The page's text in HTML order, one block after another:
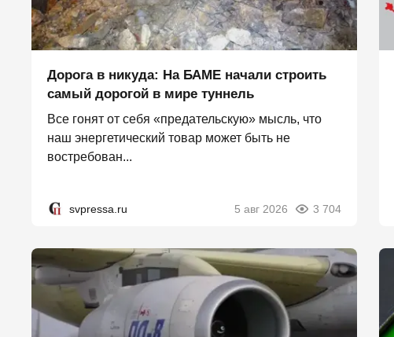
Дорога в никуда: На БАМЕ начали строить
самый дорогой в мире туннель
Все гонят от себя «предательскую» мысль, что
наш энергетический товар может быть не
востребован...
svpressa.ru 5 авг 2026 3 704